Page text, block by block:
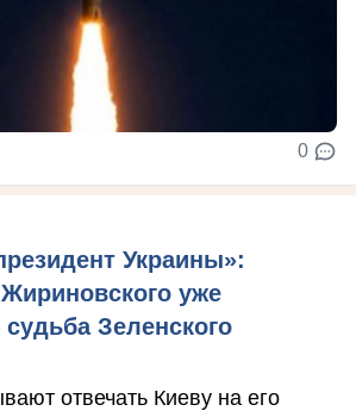
0
Украины»:
уже
Зеленского
отвечать Киеву на его